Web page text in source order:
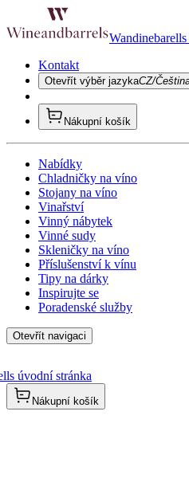
Kontakt
Otevřít výběr jazykaCZ/
Nákupní košík
Nabídky
Chladničky na víno
Stojany na víno
Vinařství
Vinný nábytek
Vinné sudy
Skleničky na víno
Příslušenství k vínu
Tipy na dárky
Inspirujte se
Poradenské služby
Otevřít navigaci
úvodní stránka
Nákupní košík